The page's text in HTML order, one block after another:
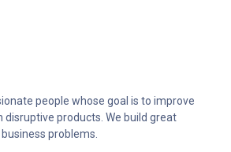
people whose goal is to improve
disruptive products. We build great
problems.